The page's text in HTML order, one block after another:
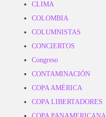
CLIMA
COLOMBIA
COLUMNISTAS
CONCIERTOS
Congreso
CONTAMINACIÓN
COPA AMÉRICA
COPA LIBERTADORES